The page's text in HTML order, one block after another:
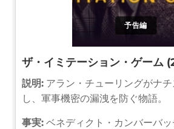
予告編
ザ・イミテーション・ゲーム
説明: アラン・チューリングがナ
し、軍事機密の漏洩を防ぐ物語。
事実: ベネディクト・カンバーバ